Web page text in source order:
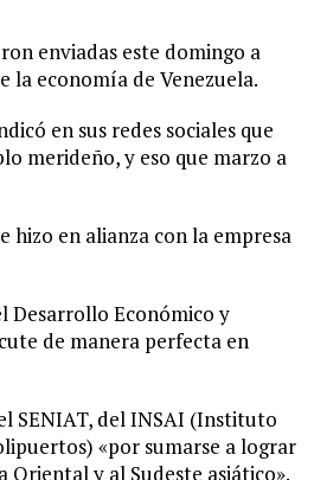
enviadas este domingo a
la economía de Venezuela.
en sus redes sociales que
merideño, y eso que marzo a
en alianza con la empresa
Desarrollo Económico y
de manera perfecta en
SENIAT, del INSAI (Instituto
«por sumarse a lograr
Oriental y al Sudeste asiático».